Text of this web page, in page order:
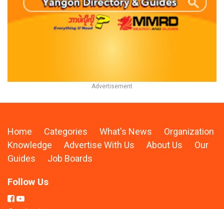
Home Categories What's News
Organization
Knowledge
Advertise With Us About Us
Our
Guides
Job Boards
Follow Us